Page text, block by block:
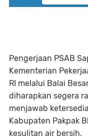
Pengerjaan PSAB
Kementerian
RI melalui Balai
diharapkan segera
menjawab
Kabupaten Pakpak
kesulitan air bersih.